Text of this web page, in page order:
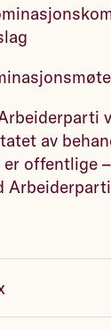
av
offentlige